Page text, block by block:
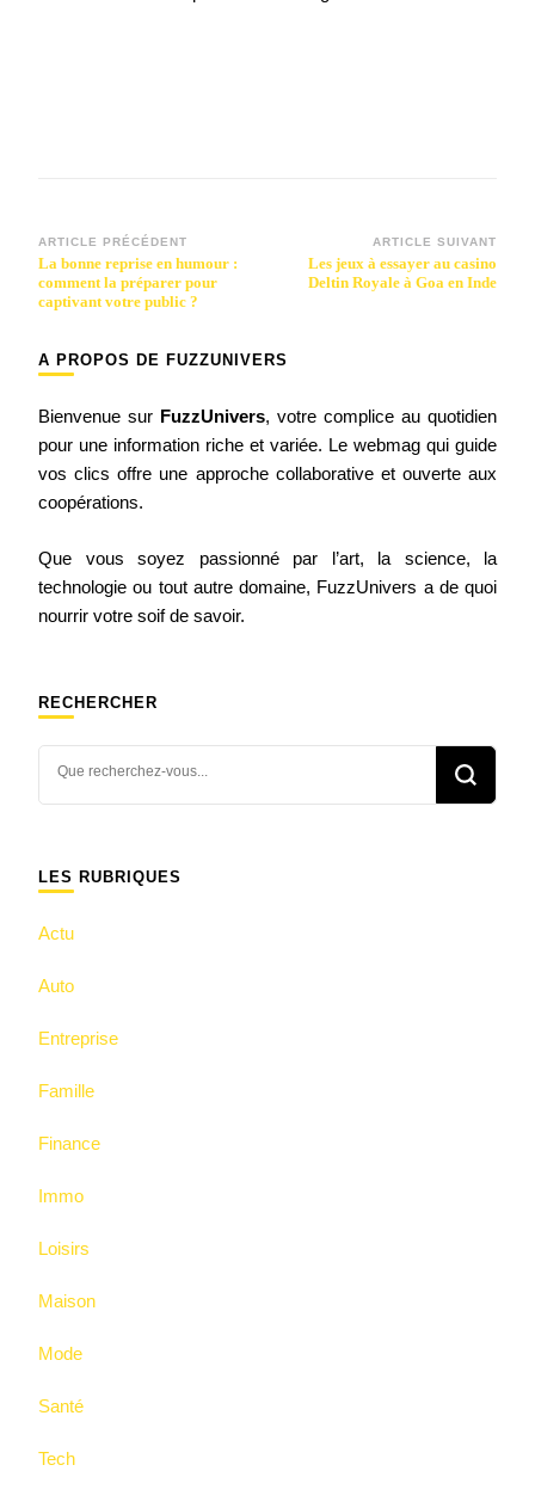
Navigation
d’article
ARTICLE PRÉCÉDENT
La bonne reprise en humour :
comment la préparer pour
captivant votre public ?
ARTICLE SUIVANT
Les jeux à essayer au casino
Deltin Royale à Goa en Inde
A PROPOS DE FUZZUNIVERS
Bienvenue sur FuzzUnivers, votre complice au quotidien
pour une information riche et variée. Le webmag qui guide
vos clics offre une approche collaborative et ouverte aux
coopérations.
Que vous soyez passionné par l’art, la science, la
technologie ou tout autre domaine, FuzzUnivers a de quoi
nourrir votre soif de savoir.
RECHERCHER
LES RUBRIQUES
Actu
Auto
Entreprise
Famille
Finance
Immo
Loisirs
Maison
Mode
Santé
Tech